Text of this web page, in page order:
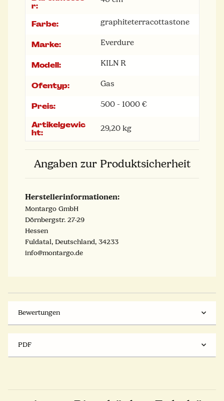
r:
Farbe: graphiteterracottastone
Marke: Everdure
Modell: KILN R
Ofentyp: Gas
Preis: 500 - 1000 €
Artikelgewic
ht:
29,20 kg
Angaben zur Produktsicherheit
Herstellerinformationen:
Montargo GmbH
Dörnbergstr. 27-29
Hessen
Fuldatal, Deutschland, 34233
info@montargo.de
Bewertungen
PDF